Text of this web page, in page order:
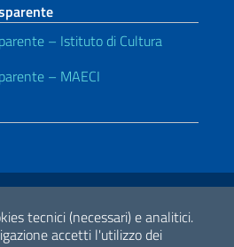
tecnici (necessari) e analitici.
accetti l'utilizzo dei
– Istituto di Cultura
– MAECI